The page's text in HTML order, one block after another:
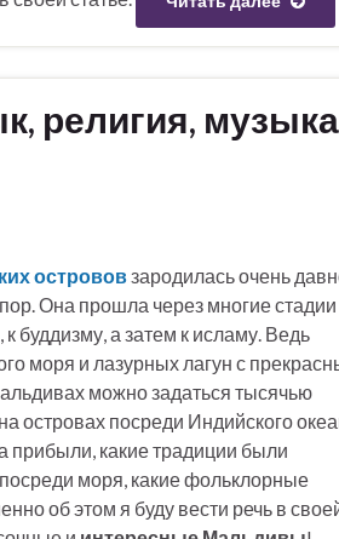
религия,
острововзародилась очень
Она прошла через многие стадии
буддизму, а затем к исламу. Ведь
моря и лазурных лагун с
можно задаться тысячью
островах посреди Индийского
прибыли, какие традиции были
моря, какие фольклорные
об этом я буду вести речь в